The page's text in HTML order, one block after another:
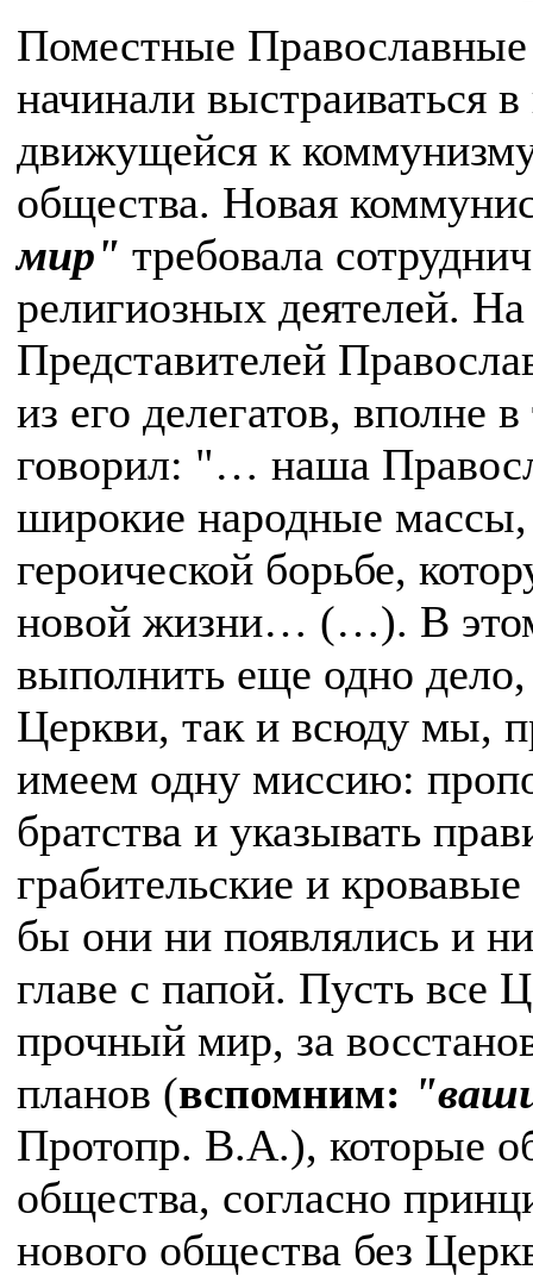
Поместные
начинали выстраиваться
движущейся к
общества. Новая
мир" требовала
религиозных деятелей.
Представителей
из его делегатов, вполне
говорил: "… наша
широкие народные массы,
героической борьбе,
новой жизни… (…). В этом
выполнить еще одно
Церкви, так и всюду мы,
имеем одну миссию:
братства и указывать
грабительские и
бы они ни появлялись и
главе с папой. Пусть все
прочный мир, за
планов (вспомним:
Протопр. В.А.), которые
общества, согласно
нового общества без